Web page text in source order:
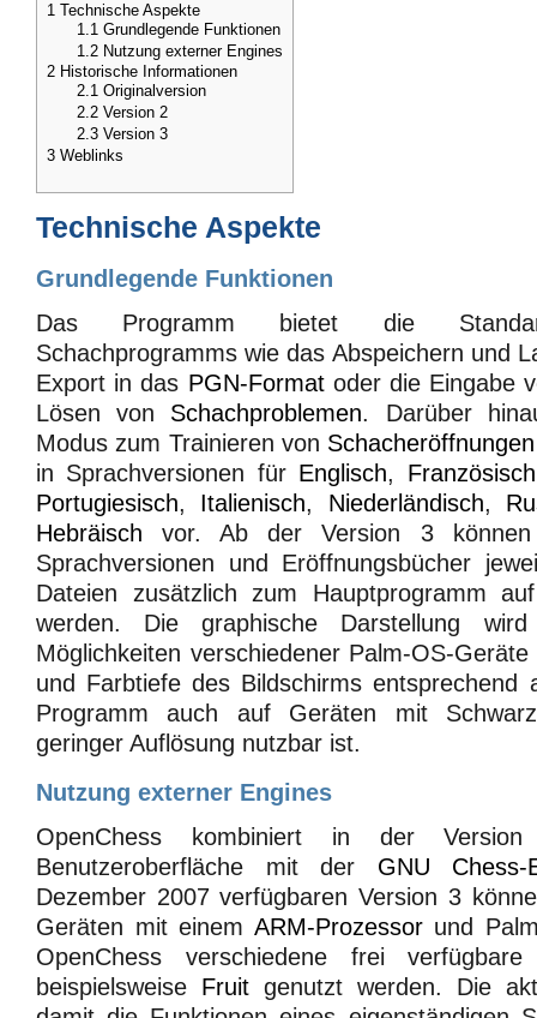
1 Technische Aspekte
1.1 Grundlegende Funktionen
1.2 Nutzung externer Engines
2 Historische Informationen
2.1 Originalversion
2.2 Version 2
2.3 Version 3
3 Weblinks
Technische Aspekte
Grundlegende Funktionen
Das Programm bietet die
Schachprogramms wie das Abspeichern und
Export in das PGN-Formatoder die Eingabe
Lösen von Schachproblemen. Darüber
Modus zum Trainieren von Schacheröffnungen
in Sprachversionen für Englisch, Französisch
Portugiesisch, Italienisch, Niederländisch,
Hebräisch vor. Ab der Version 3 können
Sprachversionen und Eröffnungsbücher
Dateien zusätzlich zum Hauptprogramm
werden. Die graphische Darstellung
Möglichkeiten verschiedener Palm-OS-
und Farbtiefe des Bildschirms entsprechend
Programm auch auf Geräten mit
geringer Auflösung nutzbar ist.
Nutzung externer Engines
OpenChess kombiniert in der
Benutzeroberfläche mit der GNU Chess-
Dezember 2007 verfügbaren Version 3
Geräten mit einem ARM-Prozessorund
OpenChess verschiedene frei
beispielsweise Fruit genutzt werden. Die